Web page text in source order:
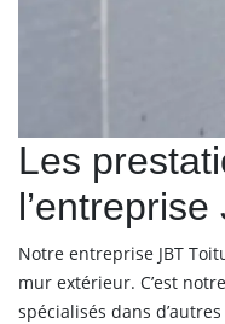
Les
Notre entreprise JBT
mur extérieur. C’est
spécialisés dans